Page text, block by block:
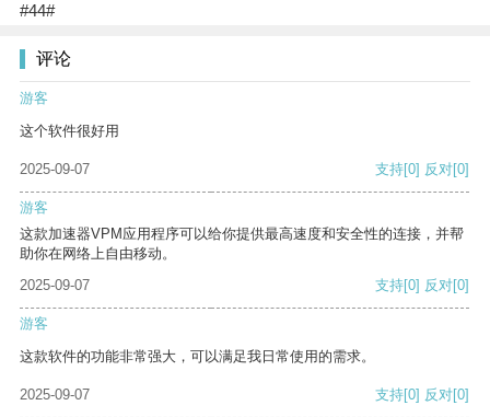
#44#
评论
游客
这个软件很好用
2025-09-07 支持[0] 反对[0]
游客
这款加速器VPM应用程序可以给你提供最高速度和安全性的连接，并帮
助你在网络上自由移动。
2025-09-07
支持[0] 反对[0]
游客
这款软件的功能非常强大，可以满足我日常使用的需求。
2025-09-07 支持[0] 反对[0]